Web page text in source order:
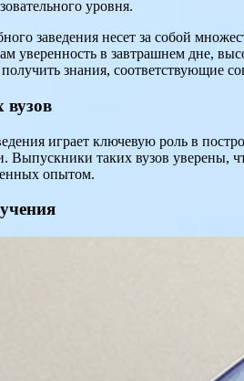
уровня.
заведения несет за собой
уверенность в завтрашнем дне,
знания, соответствующие
вузов
играет ключевую роль в
Выпускники таких вузов уверены,
опытом.